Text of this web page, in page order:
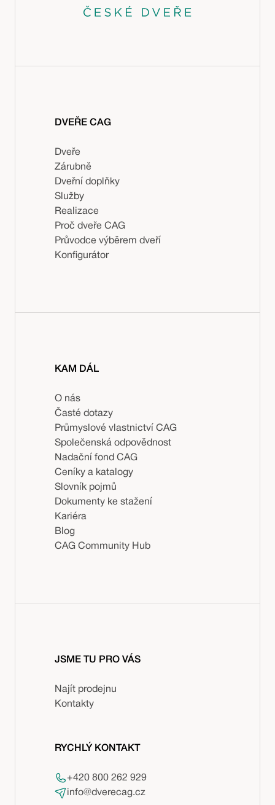
DVEŘE CAG
Dveře
Zárubně
Dveřní doplňky
Služby
Realizace
Proč dveře CAG
Průvodce výběrem dveří
Konfigurátor
KAM DÁL
O nás
Časté dotazy
Průmyslové vlastnictví CAG
Společenská odpovědnost
Nadační fond CAG
Ceníky a katalogy
Slovník pojmů
Dokumenty ke stažení
Kariéra
Blog
CAG Community Hub
JSME TU PRO VÁS
Najít prodejnu
Kontakty
RYCHLÝ KONTAKT
+420 800 262 929
info@dverecag.cz